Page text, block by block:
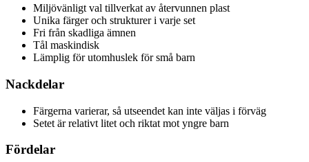
Miljövänligt val tillverkat av återvunnen plast
Unika färger och strukturer i varje set
Fri från skadliga ämnen
Tål maskindisk
Lämplig för utomhuslek för små barn
Nackdelar
Färgerna varierar, så utseendet kan inte väljas i förväg
Setet är relativt litet och riktat mot yngre barn
Fördelar